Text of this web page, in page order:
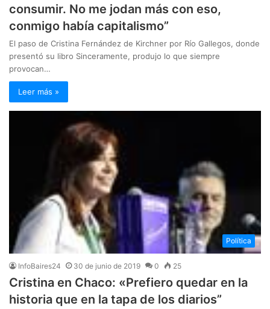
consumir. No me jodan más con eso,
conmigo había capitalismo”
El paso de Cristina Fernández de Kirchner por Río Gallegos, donde
presentó su libro Sinceramente, produjo lo que siempre
provocan…
Leer más »
Política
InfoBaires24 30 de junio de 2019 0 25
Cristina en Chaco: «Prefiero quedar en la
historia que en la tapa de los diarios”